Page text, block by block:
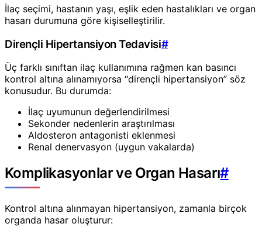
İlaç seçimi, hastanın yaşı, eşlik eden hastalıkları ve organ
hasarı durumuna göre kişiselleştirilir.
Dirençli Hipertansiyon Tedavisi#
Üç farklı sınıftan ilaç kullanımına rağmen kan basıncı
kontrol altına alınamıyorsa “dirençli hipertansiyon” söz
konusudur. Bu durumda:
İlaç uyumunun değerlendirilmesi
Sekonder nedenlerin araştırılması
Aldosteron antagonisti eklenmesi
Renal denervasyon (uygun vakalarda)
Komplikasyonlar ve Organ Hasarı#
Kontrol altına alınmayan hipertansiyon, zamanla birçok
organda hasar oluşturur: